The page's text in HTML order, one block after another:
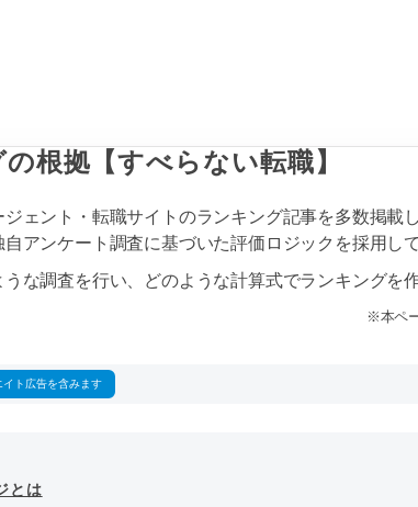
根拠【すべらない転職】
ジェント・転職サイトのランキング記事を多数掲載
アンケート調査に基づいた評価ロジックを採用し
な調査を行い、どのような計算式でランキングを
※本ペ
ト広告を含みます
とは